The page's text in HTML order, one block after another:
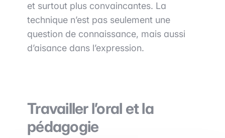
et surtout plus convaincantes. La
technique n’est pas seulement une
question de connaissance, mais aussi
d’aisance dans l’expression.
Travailler l’oral et la
pédagogie